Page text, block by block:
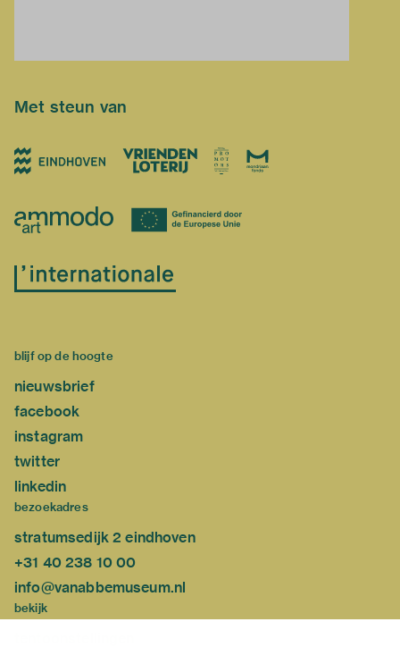
Met steun van
blijf op de hoogte
nieuwsbrief
facebook
instagram
twitter
linkedin
bezoekadres
stratumsedijk 2 eindhoven
+31 40 238 10 00
info@vanabbemuseum.nl
bekijk